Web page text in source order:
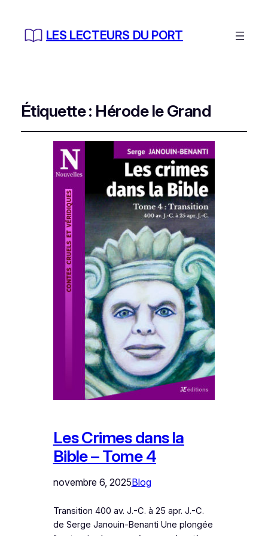
LES LECTEURS DU PORT
Étiquette : Hérode le Grand
Les Crimes dans la
Bible – Tome 4
novembre 6, 2025Blog
Transition 400 av. J.-C. à 25 apr. J.-C.
de Serge Janouin-Benanti Une plongée